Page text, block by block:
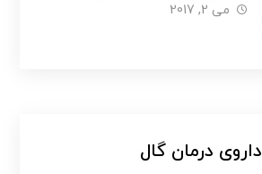
عکس )
می 2, 2017
داروی درمان گال